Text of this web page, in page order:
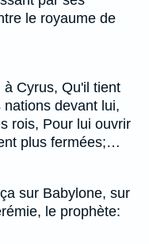
le royaume de
Cyrus, Qu'il tient
devant lui,
rois, Pour lui ouvrir
plus fermées;…
sur Babylone, sur
le prophète: